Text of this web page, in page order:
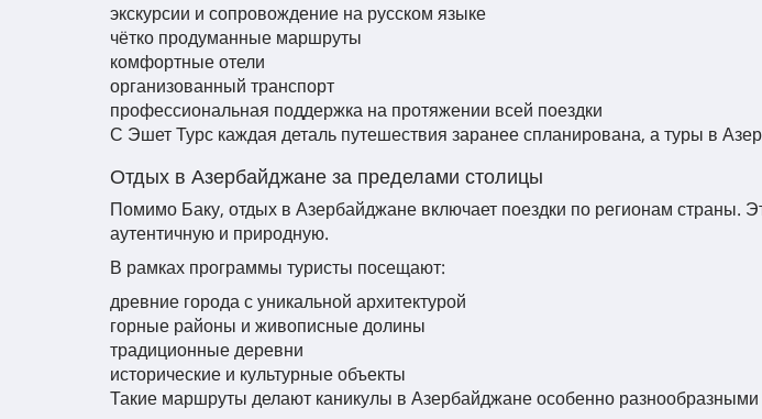
экскурсии и сопровождение на русском языке
чётко продуманные маршруты
комфортные отели
организованный транспорт
профессиональная поддержка на протяжении всей поездки
С Эшет Турс каждая деталь путешествия заранее спланирована, а туры в
Отдых в Азербайджане за пределами столицы
Помимо Баку, отдых в Азербайджане включает поездки по регионам страны.
аутентичную и природную.
В рамках программы туристы посещают:
древние города с уникальной архитектурой
горные районы и живописные долины
традиционные деревни
исторические и культурные объекты
Такие маршруты делают каникулы в Азербайджане особенно